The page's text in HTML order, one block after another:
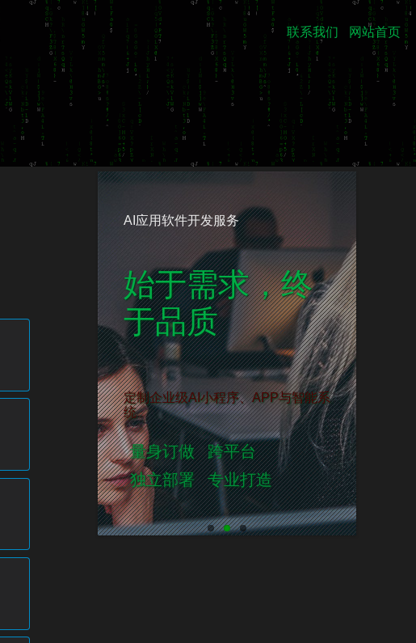
联系我们 网站首页
专业铸造企业
商业门户
为私域流量与商业增长提供
商弈利器
分销系统 CRM系统
智慧门店 供应链系统 订货系统
AI应用软件开发服务
始于需求
于品质
定制企业级AI小程序、
统
量身订做
跨平台
独立部署
专业打造